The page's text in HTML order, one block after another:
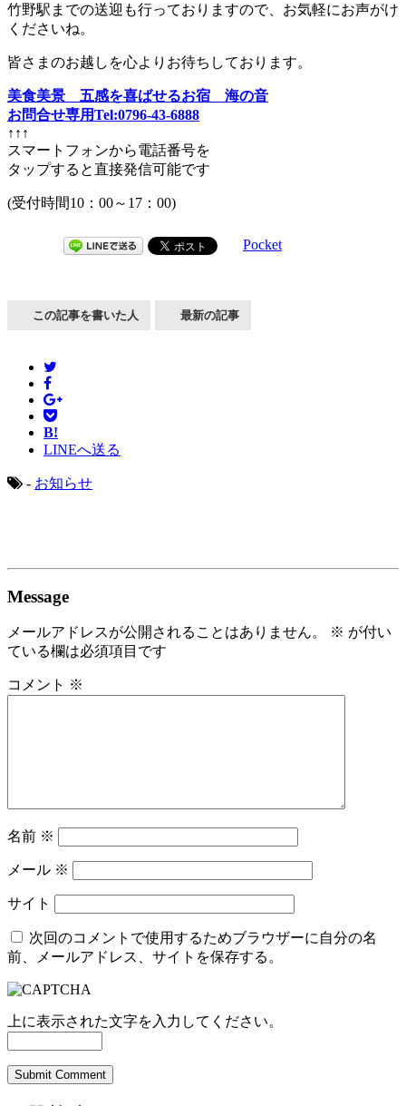
竹野駅までの送迎も行っておりますので、お気軽にお声がけ
くださいね。
皆さまのお越しを心よりお待ちしております。
美食美景 五感を喜ばせるお宿 海の音
お問合せ専用Tel:0796-43-6888
↑↑↑
スマートフォンから電話番号を
タップすると直接発信可能です
(受付時間10：00～17：00)
Pocket
この記事を書いた人 最新の記事
B!
LINEへ送る
- お知らせ
Message
メールアドレスが公開されることはありません。 ※ が付い
ている欄は必須項目です
コメント ※
名前 ※
メール ※
サイト
次回のコメントで使用するためブラウザーに自分の名
前、メールアドレス、サイトを保存する。
上に表示された文字を入力してください。